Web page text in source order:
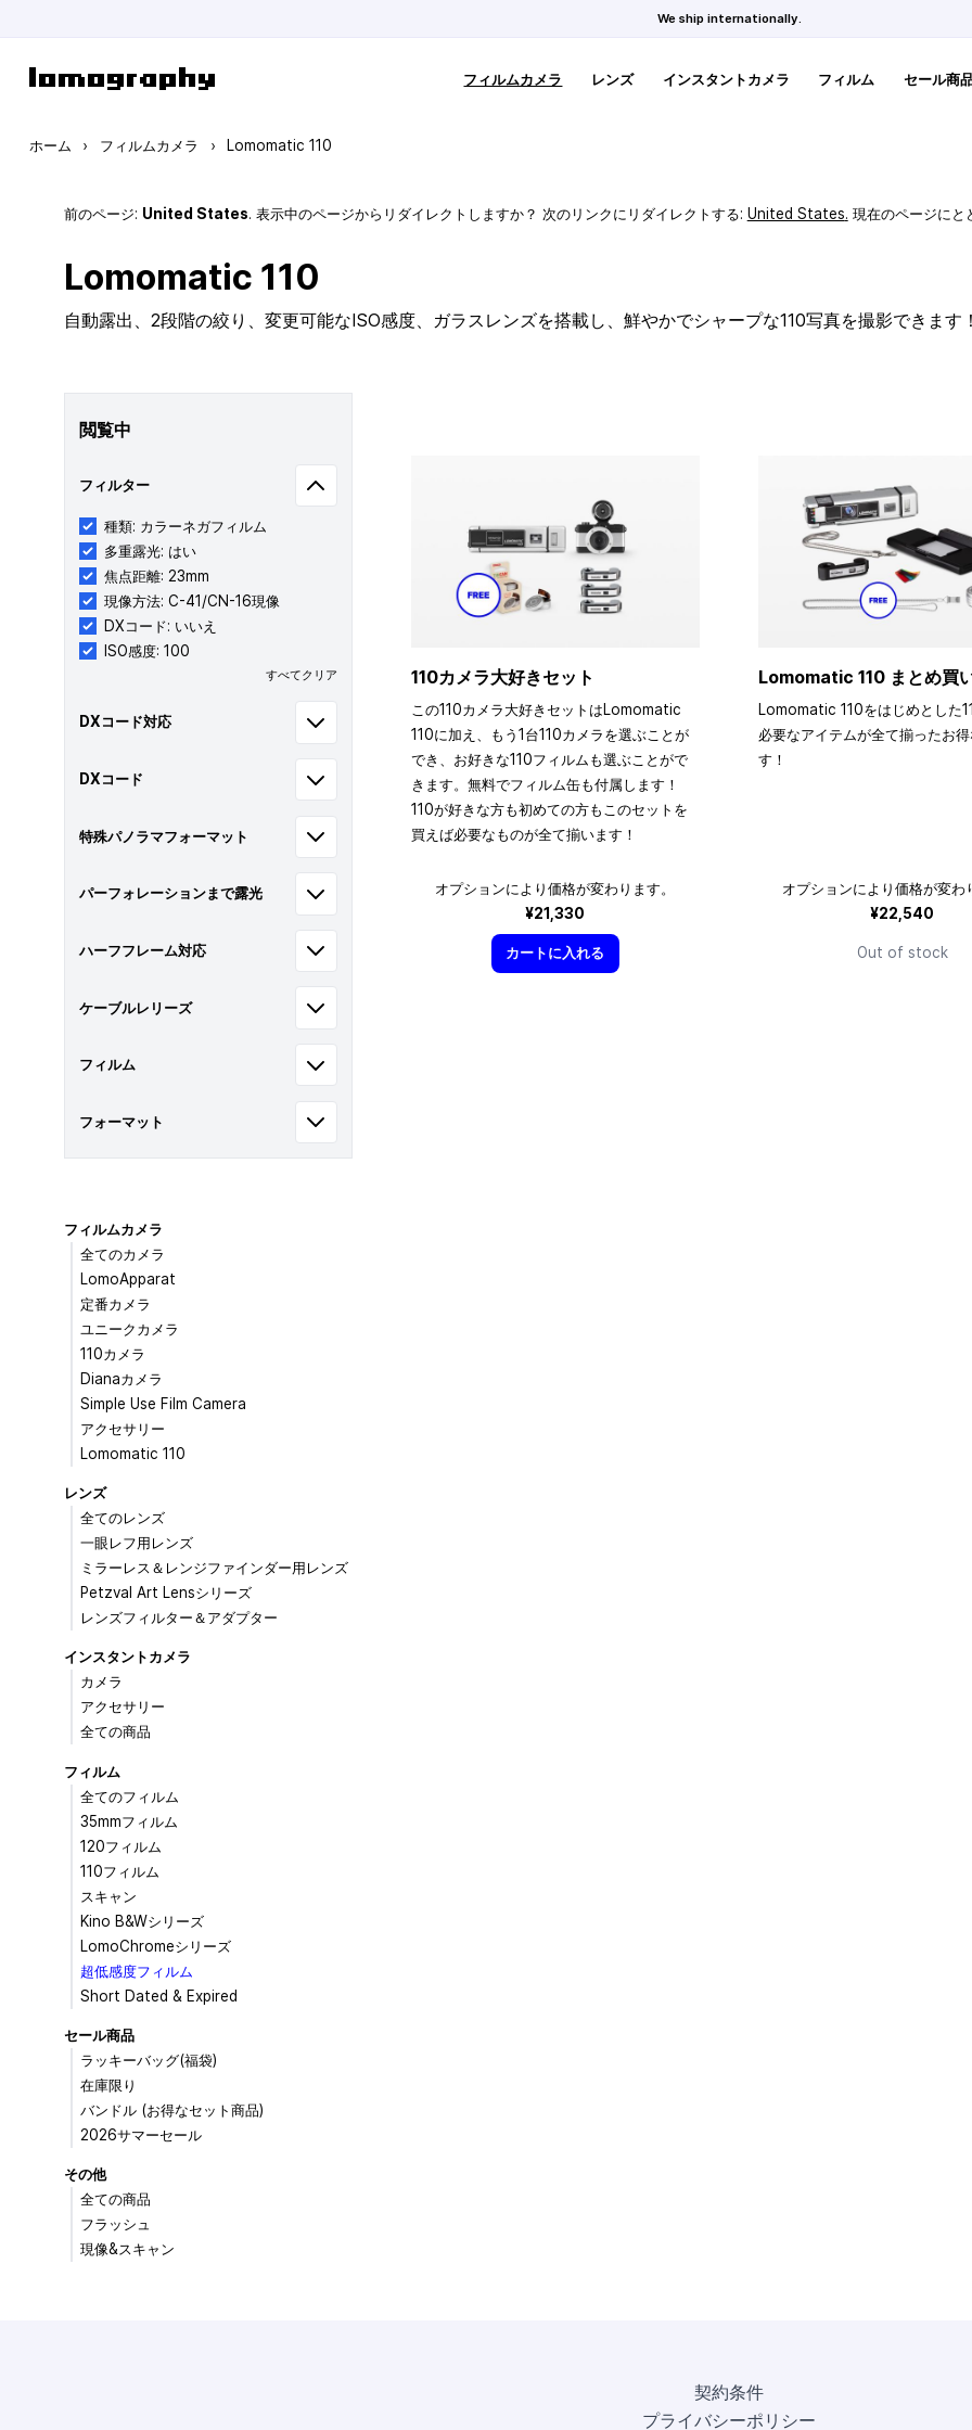
We ship internationally.
フィルムカメラ レンズ インスタントカメラ フィルム セール商
ホーム › フィルムカメラ › Lomomatic 110
前のページ: United States. 表示中のページからリダイレクトしますか？ 次のリンクにリダイレクトする: United States. 現在のページにと
Lomomatic 110
自動露出、2段階の絞り、変更可能なISO感度、ガラスレンズを搭載し、鮮やかでシャープな110写真を撮影できます
閲覧中
フィルター
種類: カラーネガフィルム
多重露光: はい
焦点距離: 23mm
現像方法: C-41/CN-16現像
DXコード: いいえ
ISO感度: 100
すべてクリア
DXコード対応
DXコード
特殊パノラマフォーマット
パーフォレーションまで露光
ハーフフレーム対応
ケーブルレリーズ
フィルム
フォーマット
110カメラ大好きセット
この110カメラ大好きセットはLomomatic
110に加え、もう1台110カメラを選ぶことが
でき、お好きな110フィルムも選ぶことがで
きます。無料でフィルム缶も付属します！
110が好きな方も初めての方もこのセットを
買えば必要なものが全て揃います！
オプションにより価格が変わります。
¥21,330
カートに入れる
Lomomatic 110 まとめ買
Lomomatic 110をはじめとした
必要なアイテムが全て揃ったお
す！
オプションにより価格が変わ
¥22,540
Out of stock
フィルムカメラ
全てのカメラ
LomoApparat
定番カメラ
ユニークカメラ
110カメラ
Dianaカメラ
Simple Use Film Camera
アクセサリー
Lomomatic 110
レンズ
全てのレンズ
一眼レフ用レンズ
ミラーレス＆レンジファインダー用レンズ
Petzval Art Lensシリーズ
レンズフィルター＆アダプター
インスタントカメラ
カメラ
アクセサリー
全ての商品
フィルム
全てのフィルム
35mmフィルム
120フィルム
110フィルム
スキャン
Kino B&Wシリーズ
LomoChromeシリーズ
超低感度フィルム
Short Dated & Expired
セール商品
ラッキーバッグ(福袋)
在庫限り
バンドル (お得なセット商品)
2026サマーセール
その他
全ての商品
フラッシュ
現像&スキャン
契約条件
プライバシーポリシー